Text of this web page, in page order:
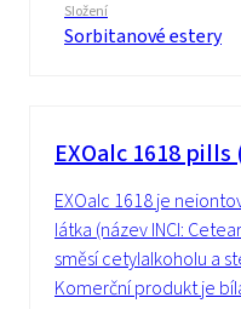
Složení
Sorbitanové estery
EXOalc 1618
EXOalc 1618 je
látka (název INCI:
směsí cetylalkoholu a
Komerční produkt je